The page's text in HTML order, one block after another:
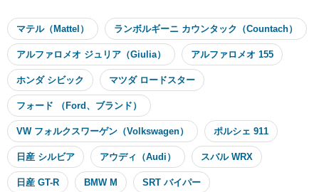
マテル（Mattel） ランボルギーニ カウンタック（Countach）
アルファロメオ ジュリア（Giulia） アルファロメオ 155
ホンダ シビック マツダ ロードスター
フォード （Ford、ブランド）
VW フォルクスワーゲン（Volkswagen） ポルシェ 911
日産 シルビア アウディ（Audi） スバル WRX
日産 GT-R BMW M SRT バイパー